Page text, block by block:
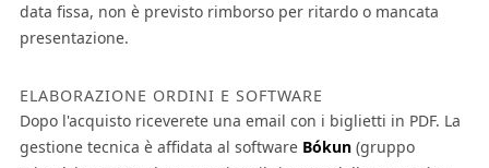
data fissa, non è previsto rimborso per ritardo o mancata
presentazione.
ELABORAZIONE ORDINI E SOFTWARE
Dopo l'acquisto riceverete una email con i biglietti in PDF. La
gestione tecnica è affidata al software Bókun(gruppo